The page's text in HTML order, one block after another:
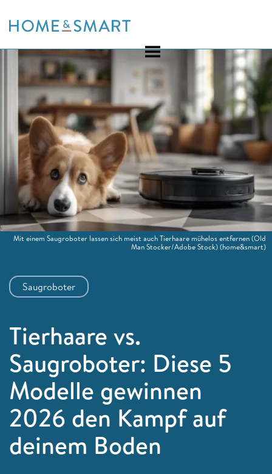
to
Saugroboter
Tierhaare vs.
Saugroboter: Diese 5
Modelle gewinnen
2026 den Kampf auf
deinem Boden
Mit einem Saugroboter lassen sich meist auch Tierhaare mühelos entfernen (Old
Man Stocker/Adobe Stock)(home&smart)